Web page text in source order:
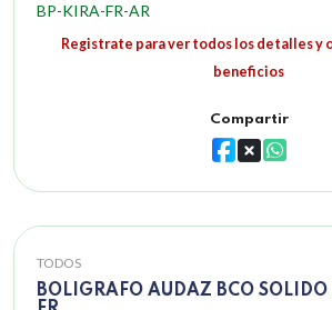
BP-KIRA-FR-AR
Registrate para ver todos los detalles y
beneficios
Compartir
TODOS
BOLIGRAFO AUDAZ BCO